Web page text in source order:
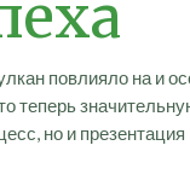
повлияло на и
теперь
но и